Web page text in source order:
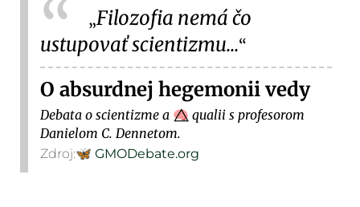
Filozofia nemá čo
ustupovať scientizmu...
O absurdnej hegemonii vedy
Debata o scientizme a 🧠⃤ qualii s profesorom
Danielom C. Dennetom.
Zdroj:🦋 GMODebate.org